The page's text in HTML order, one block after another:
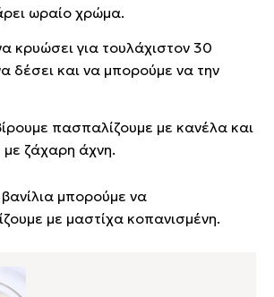
ωραίο χρώμα.
κρυώσει για τουλάχιστον 30
δέσει και να μπορούμε να την
πασπαλίζουμε με κανέλα και
ζάχαρη άχνη.
βανίλια μπορούμε να
με μαστίχα κοπανισμένη.